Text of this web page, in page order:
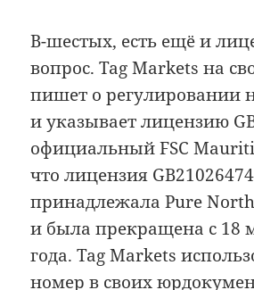
В-шестых, есть ещё и
вопрос. Tag Markets на
пишет о регулировании
и указывает лицензию
официальный FSC
что лицензия GB21026474
принадлежала Pure
и была прекращена с 18
года. Tag Markets
номер в своих